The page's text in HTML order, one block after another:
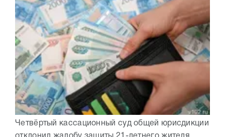
Четвёртый кассационный суд общей юрисдикции